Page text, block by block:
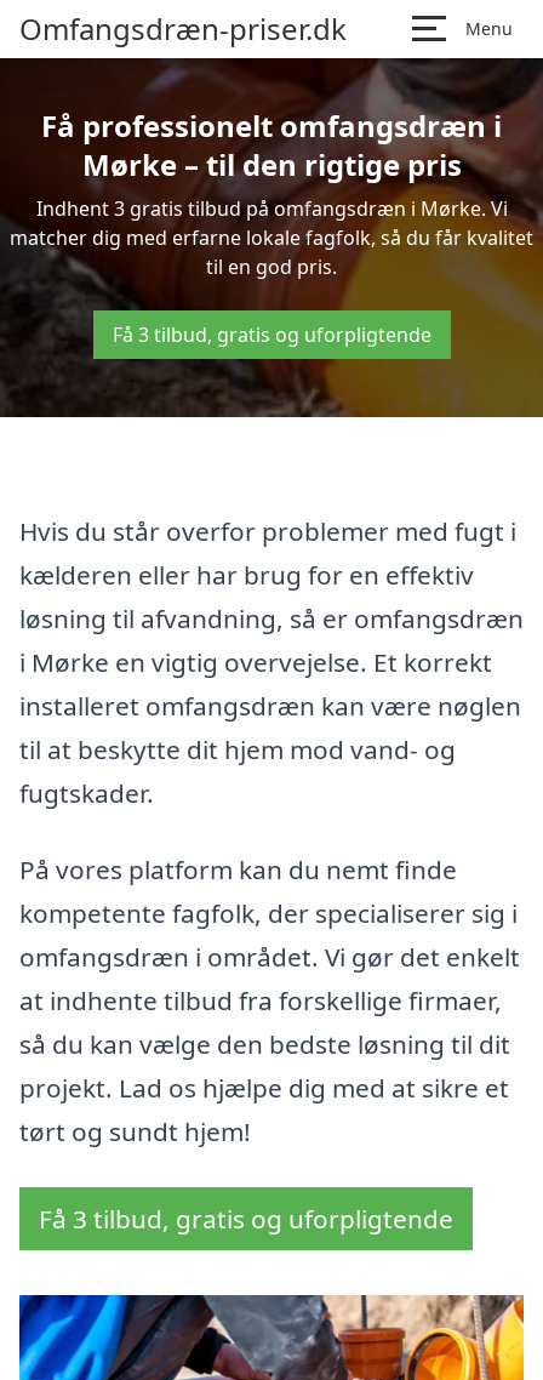
Omfangsdræn-priser.dk Menu
Få professionelt omfangsdræn i
Mørke – til den rigtige pris
Indhent 3 gratis tilbud på omfangsdræn i Mørke. Vi
matcher dig med erfarne lokale fagfolk, så du får kvalitet
til en god pris.
Få 3 tilbud, gratis og uforpligtende
Hvis du står overfor problemer med fugt i
kælderen eller har brug for en effektiv
løsning til afvandning, så er omfangsdræn
i Mørke en vigtig overvejelse. Et korrekt
installeret omfangsdræn kan være nøglen
til at beskytte dit hjem mod vand- og
fugtskader.
På vores platform kan du nemt finde
kompetente fagfolk, der specialiserer sig i
omfangsdræn i området. Vi gør det enkelt
at indhente tilbud fra forskellige firmaer,
så du kan vælge den bedste løsning til dit
projekt. Lad os hjælpe dig med at sikre et
tørt og sundt hjem!
Få 3 tilbud, gratis og uforpligtende